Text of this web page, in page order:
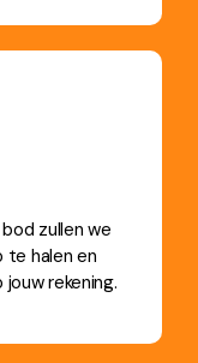
zullen we
te halen en
rekening.